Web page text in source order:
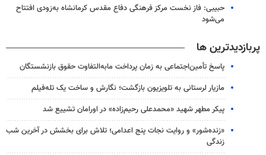
حبیبی: فاز نخست مرکز فرهنگی دفاع مقدس کرمانشاه به‌زودی افتتاح
می‌شود
پربازدیدترین ها
پاسخ تأمین‌اجتماعی به زمان پرداخت مابه‌التفاوت حقوق بازنشستگان
مازیار لرستانی به تلویزیون بازگشت؛ نگارش و ساخت یک تله‌فیلم
پیکر مطهر شهید «محمدعلی رحیم‌زاده» در اورامان تشییع شد
«زنده‌شور» و روایت نجات پنج اعدامی؛ تلاش برای بخشش در آخرین شب
زندگی